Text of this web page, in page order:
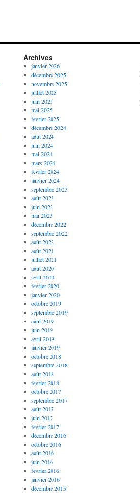
Archives
janvier 2026
décembre 2025
novembre 2025
juillet 2025
juin 2025
mai 2025
février 2025
décembre 2024
août 2024
juin 2024
mai 2024
mars 2024
février 2024
janvier 2024
septembre 2023
août 2023
juin 2023
mai 2023
décembre 2022
septembre 2022
août 2022
août 2021
juillet 2021
août 2020
avril 2020
février 2020
janvier 2020
octobre 2019
septembre 2019
août 2019
juin 2019
avril 2019
janvier 2019
octobre 2018
septembre 2018
août 2018
février 2018
octobre 2017
septembre 2017
août 2017
juin 2017
février 2017
décembre 2016
octobre 2016
août 2016
juin 2016
février 2016
janvier 2016
décembre 2015